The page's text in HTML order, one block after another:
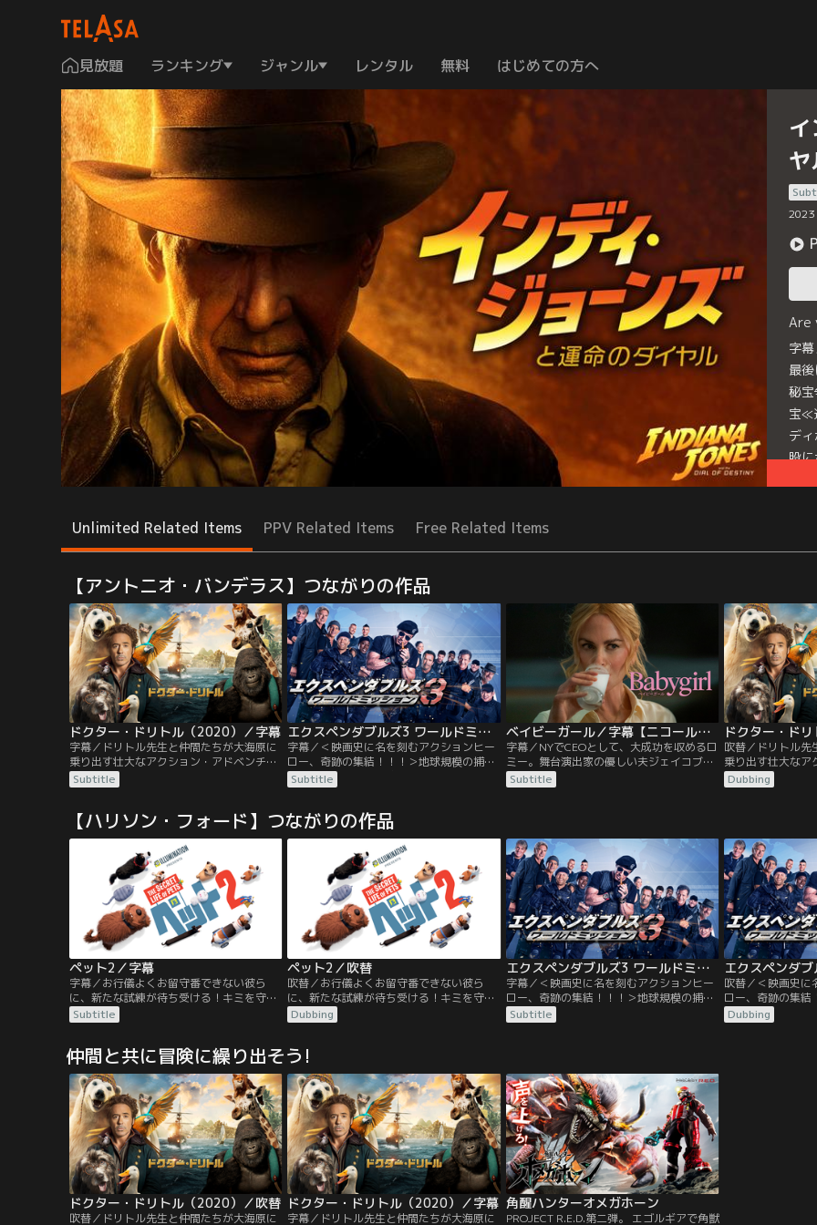
見放題 ランキング ジャンル レンタル 無料 はじめての方へ
2023
Are
字
最
秘
宝≪
デ
股
Unlimited Related Items PPV Related Items Free Related Items
【アントニオ・バンデラス】つながりの作品
ドクター・ドリトル（2020）／字幕
字幕／ドリトル先生と仲間たちが大海原に
乗り出す壮大なアクション・アドベンチャ
ー！！動物と話せるドリトル先生は、名医
だが変わり者。世間から遠ざかり、様々な
し、若き女王が重い病に倒れたと聞き、ド
リトル先生は女王を救える唯一の治療法を
求めて伝説の島へと冒険の旅に出発する。
Subtitle
エクスペンダブルズ3 ワールドミッション／字幕【S・スタローン＋J・ステイサム】
字幕／＜映画史に名を刻むアクションヒー
ロー、奇跡の集結！！！＞地球規模の捕獲
作戦、始動！最強の傭兵軍団“エクスペンダ
ブルズ”を率いるバーニーに下されたCIAの
つて共にエクスペンダブルズを結成した仲
間であり、現在は悪に染まった組織の大物
ストーンバンクスの捕獲作戦だった…。
Subtitle
ベイビーガール／字幕【ニコール・キッドマン主演】
字幕／NYでCEOとして、大成功を収めるロ
ミー。舞台演出家の優しい夫ジェイコブと
子供たちと、誰もが憧れる暮らしを送って
いた。ある時、ロミーは一人のインターン
駆け引きをやめさせるためにサミュエルに
会いに行くが…。
Subtitle
ドクター・ド
吹替／ドリトル先
乗り出す壮大なア
ー！！動物と話せ
だが変わり者。世
求めて伝説の島へ
Dubbing
【ハリソン・フォード】つながりの作品
ペット2／字幕
字幕／お行儀よくお留守番できない彼ら
に、新たな試練が待ち受ける！キミを守り
たい…愛する家族（ペット）たちの、成長
と勇気と絆に感動！！NYマンハッタンで飼
のマックスと、相棒の大型犬デューク。ケ
イティは結婚し、息子のリアムが誕生。臆
病で心配性のマックスは、リアムを我が子
のように可愛がるあまりいつも不安で…。
Subtitle
ペット2／吹替
吹替／お行儀よくお留守番できない彼ら
に、新たな試練が待ち受ける！キミを守り
たい…愛する家族（ペット）たちの、成長
と勇気と絆に感動！！NYマンハッタンで飼
のマックスと、相棒の大型犬デューク。ケ
イティは結婚し、息子のリアムが誕生。臆
病で心配性のマックスは、リアムを我が子
のように可愛がるあまりいつも不安で…。
Dubbing
エクスペンダブルズ3 ワールドミッション／字幕【S・スタローン＋J・ステイサム】
字幕／＜映画史に名を刻むアクションヒー
ロー、奇跡の集結！！！＞地球規模の捕獲
作戦、始動！最強の傭兵軍団“エクスペンダ
ブルズ”を率いるバーニーに下されたCIAの
間であり、現在は悪に染まった組織の大物
ストーンバンクスの捕獲作戦だった…。
Subtitle
吹替／＜映画史に
ロー、奇跡の集結
作戦、始動！最強
ブルズ”を率いる
Dubbing
仲間と共に冒険に繰り出そう!
ドクター・ドリトル（2020）／吹替
吹替／ドリトル先生と仲間たちが大海原に
ドクター・ドリトル（2020）／字幕
字幕／ドリトル先生と仲間たちが大海原に
角醒ハンターオメガホーン
PROJECT R.E.D.第二弾。 エゴルギアで角獣